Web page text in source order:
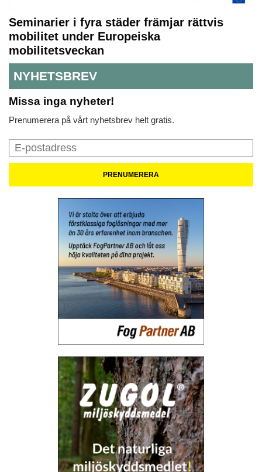
Seminarier i fyra städer främjar rättvis
mobilitet under Europeiska
mobilitetsveckan
NYHETSBREV
Missa inga nyheter!
Prenumerera på vårt nyhetsbrev helt gratis.